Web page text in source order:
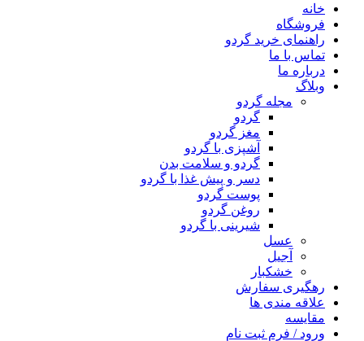
خانه
فروشگاه
راهنمای خرید گردو
تماس با ما
درباره ما
وبلاگ
مجله گردو
گردو
مغز گردو
آشپزی با گردو
گردو و سلامت بدن
دسر و پیش غذا با گردو
پوست گردو
روغن گردو
شیرینی با گردو
عسل
آجیل
خشکبار
رهگیری سفارش
علاقه مندی ها
مقایسه
ورود / فرم ثبت نام